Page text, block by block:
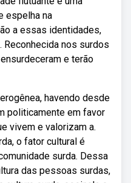
espelha na
a essas identidades,
Reconhecida nos surdos
e terão
havendo desde
politicamente em favor
vivem e valorizam a.
o fator cultural é
surda. Dessa
das pessoas surdas,